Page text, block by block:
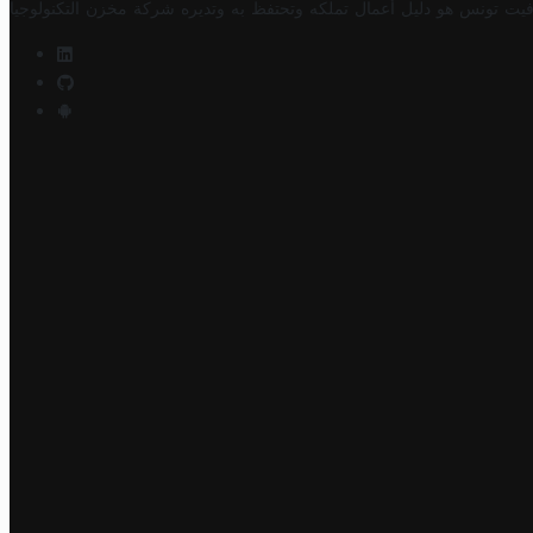
تونس هو دليل أعمال تملكه وتحتفظ به وتديره شركة مخزن التكنولوجيا